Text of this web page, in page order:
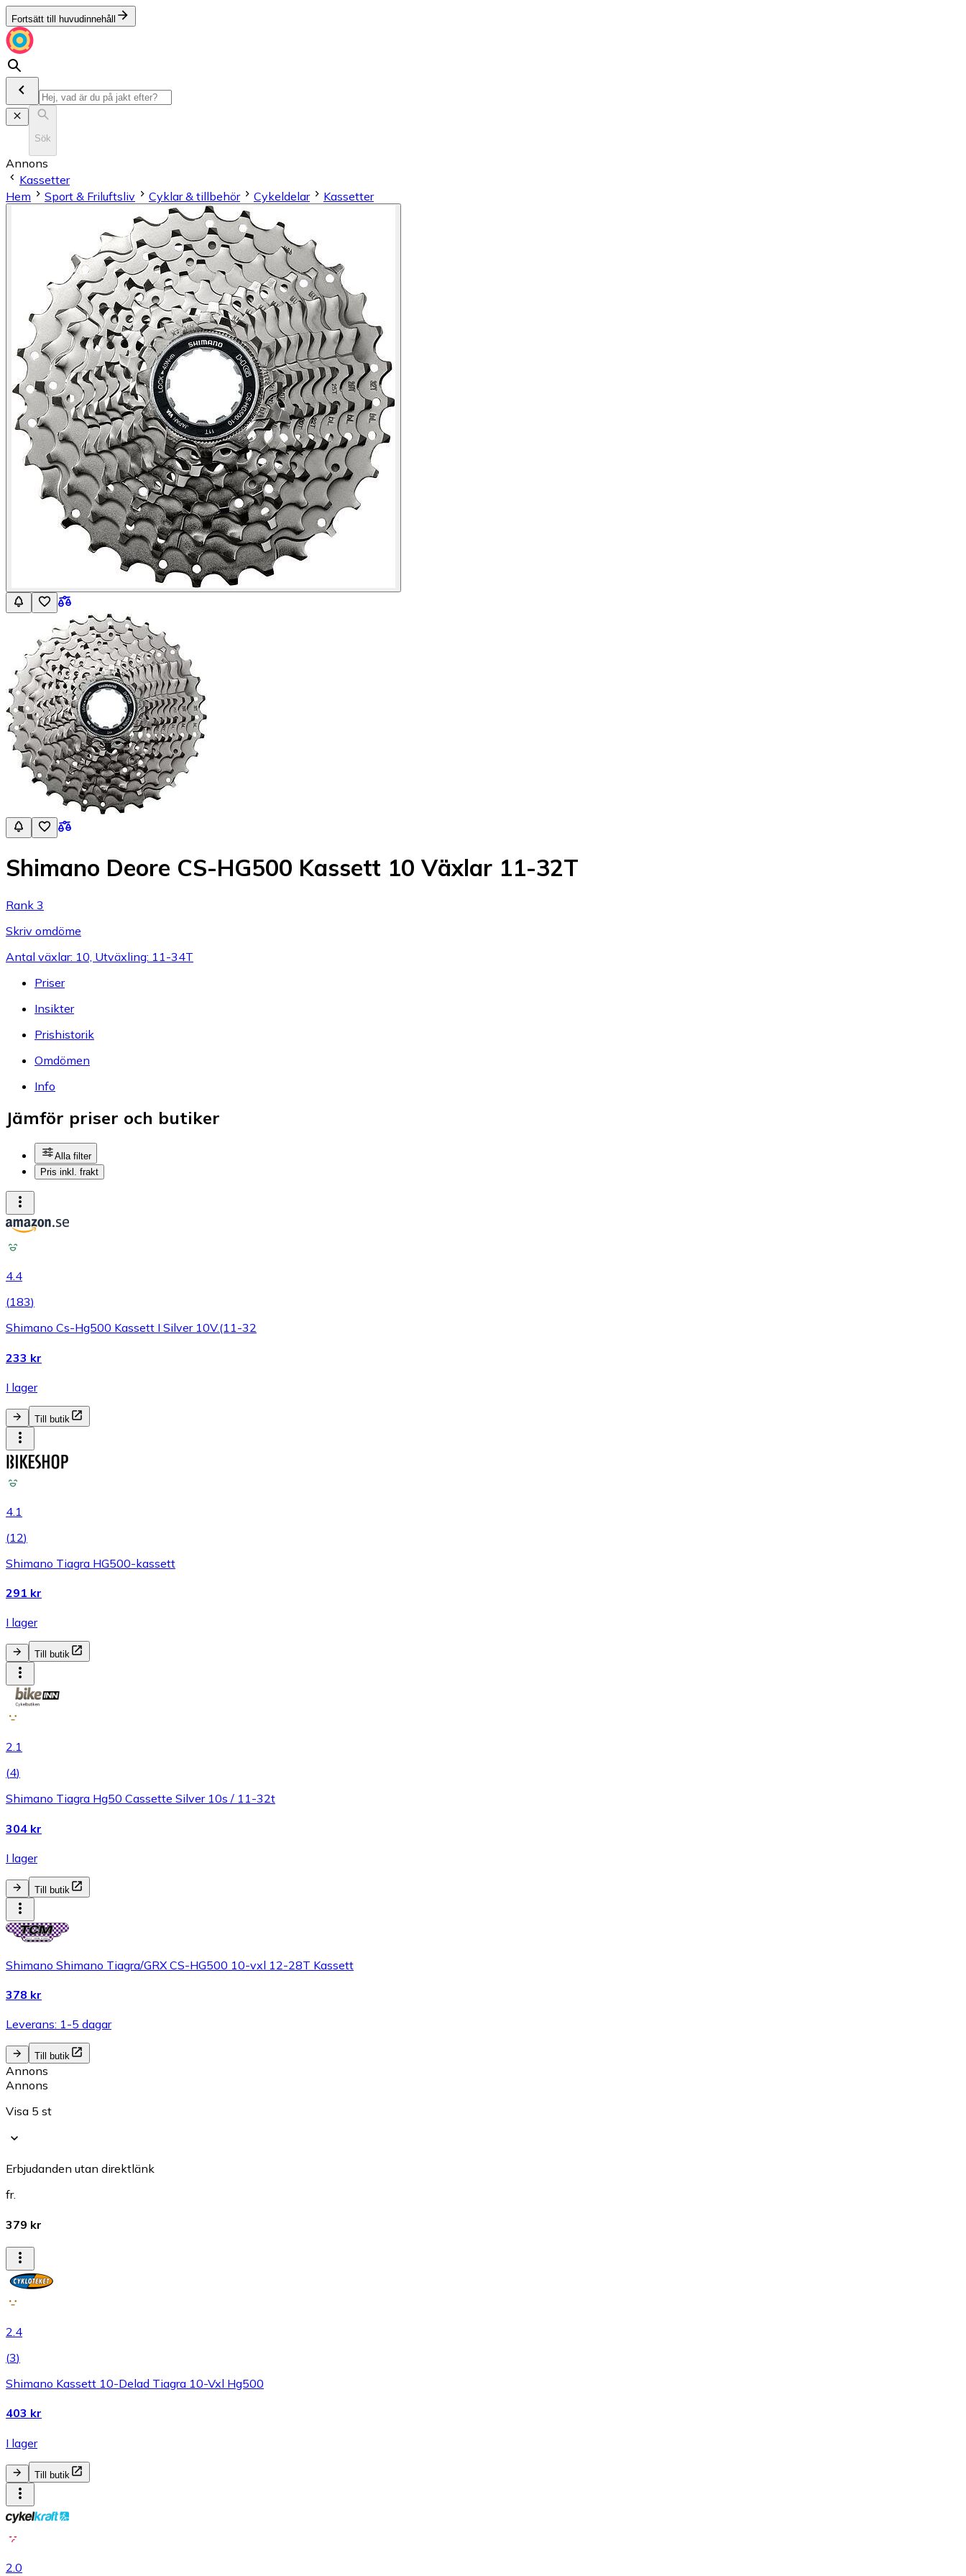
Fortsätt till huvudinnehåll
Sök
Annons
Kassetter
Hem
Sport & Friluftsliv Cyklar & tillbehör Cykeldelar Kassetter
Shimano Deore CS-HG500 Kassett 10 Växlar 11-32T
Rank 3
Skriv omdöme
Antal växlar: 10, Utväxling: 11-34T
Priser
Insikter
Prishistorik
Omdömen
Info
Jämför priser och butiker
Alla filter
Pris inkl. frakt
4.4
(183)
Shimano Cs-Hg500 Kassett I Silver 10V.(11-32
233 kr
I lager
Till butik
4.1
(12)
Shimano Tiagra HG500-kassett
291 kr
I lager
Till butik
2.1
(4)
Shimano Tiagra Hg50 Cassette Silver 10s / 11-32t
304 kr
I lager
Till butik
Shimano Shimano Tiagra/GRX CS-HG500 10-vxl 12-28T Kassett
378 kr
Leverans: 1-5 dagar
Till butik
Annons
Annons
Visa 5 st
Erbjudanden utan direktlänk
fr.
379 kr
2.4
(3)
Shimano Kassett 10-Delad Tiagra 10-Vxl Hg500
403 kr
I lager
Till butik
2.0